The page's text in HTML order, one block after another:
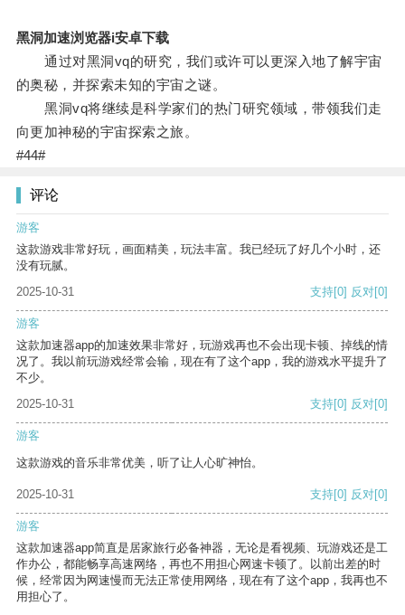
黑洞加速浏览器i安卓下载
通过对黑洞vq的研究，我们或许可以更深入地了解宇宙
的奥秘，并探索未知的宇宙之谜。
黑洞vq将继续是科学家们的热门研究领域，带领我们走
向更加神秘的宇宙探索之旅。
#44#
评论
游客
这款游戏非常好玩，画面精美，玩法丰富。我已经玩了好几个小时，还
没有玩腻。
2025-10-31
支持[0] 反对[0]
游客
这款加速器app的加速效果非常好，玩游戏再也不会出现卡顿、掉线的情
况了。我以前玩游戏经常会输，现在有了这个app，我的游戏水平提升了
不少。
2025-10-31
支持[0] 反对[0]
游客
这款游戏的音乐非常优美，听了让人心旷神怡。
2025-10-31 支持[0] 反对[0]
游客
这款加速器app简直是居家旅行必备神器，无论是看视频、玩游戏还是工
作办公，都能畅享高速网络，再也不用担心网速卡顿了。以前出差的时
候，经常因为网速慢而无法正常使用网络，现在有了这个app，我再也不
用担心了。